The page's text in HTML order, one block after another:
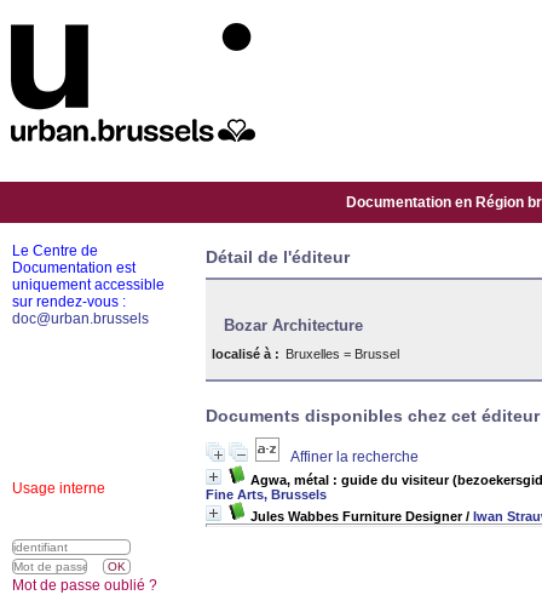
Documentation en Région
Détail de l'éditeur
Bozar Architecture
localisé à : Bruxelles = Brussel
Documents disponibles chez cet éditeur
Affiner la recherche
Agwa, métal : guide du visiteur
Fine Arts, Brussels
Jules Wabbes Furniture Designer/ Iwan
Le Centre de
Documentation est
uniquement accessible
sur rendez-vous :
doc@urban.brussels
Usage interne
Mot de passe oublié ?